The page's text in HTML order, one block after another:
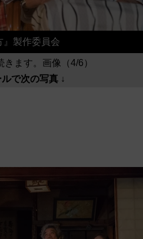
』製作委員会
きます。画像（4/6）
で次の写真 ↓